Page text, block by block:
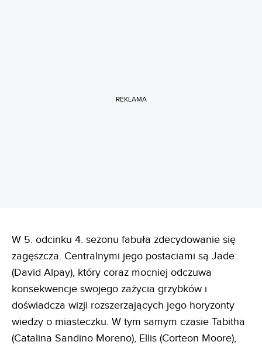
REKLAMA
W 5. odcinku 4. sezonu fabuła zdecydowanie się
zagęszcza. Centralnymi jego postaciami są Jade
(David Alpay), który coraz mocniej odczuwa
konsekwencje swojego zażycia grzybków i
doświadcza wizji rozszerzających jego horyzonty
wiedzy o miasteczku. W tym samym czasie Tabitha
(Catalina Sandino Moreno), Ellis (Corteon Moore),